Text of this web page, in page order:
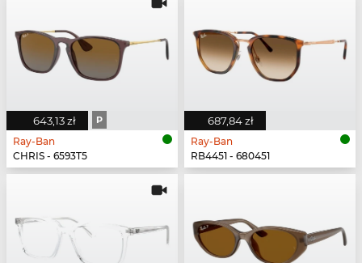
643,13 zł P
Ray-Ban
CHRIS - 6593T5
687,84 zł
Ray-Ban
RB4451 - 680451